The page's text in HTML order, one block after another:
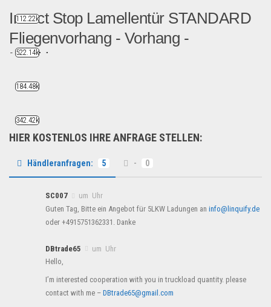
Insect Stop Lamellentür STANDARD
Fliegenvorhang - Vorhang -
Moskitone...
Info zu diesem Artikel ...
HIER KOSTENLOS IHRE ANFRAGE STELLEN:
Händleranfragen: 5 - 0
SC007
um Uhr
Guten Tag, Bitte ein Angebot für 5LKW Ladungen an info@linquify.de
oder +4915751362331. Danke
DBtrade65
um Uhr
Hello,
I’m interested cooperation with you in truckload quantity. please
contact with me – DBtrade65@gmail.com
112.22k
522.14k
184.48k
342.42k